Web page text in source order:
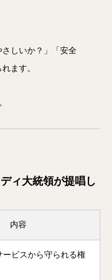
しいか？」「安全
ます。
ィ大統領が提唱し
内容
ービスから守られる権